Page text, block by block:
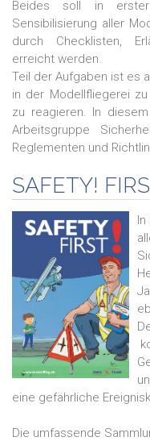
Beides soll in
Sensibilisierung aller
durch Checklisten,
erreicht werden.
Teil der Aufgaben ist es
in der Modellfliegerei
zu reagieren. In
Arbeitsgruppe
Reglementen und
SAFETY!
In
eine gefährliche
Die umfassende